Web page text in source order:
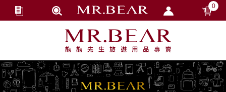
0
會員登入
會員註冊
忘記密碼
訂單查詢
繁體中文